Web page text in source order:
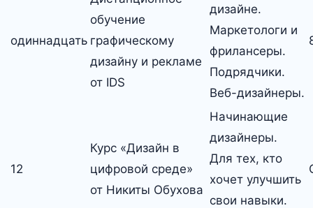
одиннадцать
обучение
графическому
дизайну и рекламе
от IDS
дизайне.
Маркетологи и
фрилансеры.
Подрядчики.
Веб-дизайнеры.
12
Курс «Дизайн в
цифровой среде»
от Никиты Обухова
Начинающие
дизайнеры.
Для тех, кто
хочет улучшить
свои навыки.